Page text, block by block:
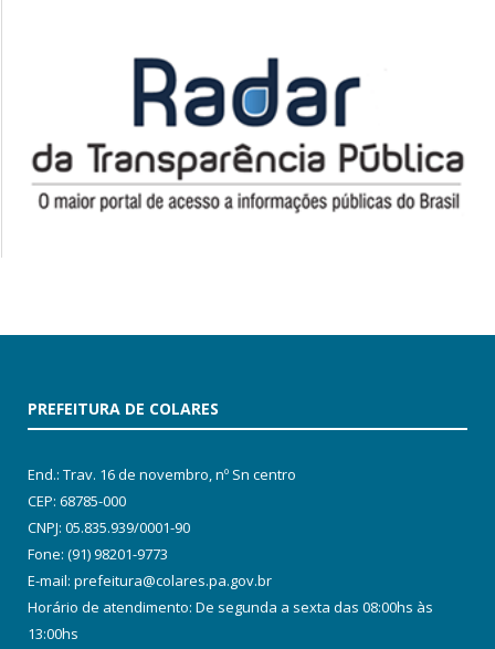
PREFEITURA DE COLARES
End.: Trav. 16 de novembro, nº Sn centro
CEP: 68785-000
CNPJ: 05.835.939/0001-90
Fone: (91) 98201-9773
E-mail: prefeitura@colares.pa.gov.br
Horário de atendimento: De segunda a sexta das 08:00hs às
13:00hs